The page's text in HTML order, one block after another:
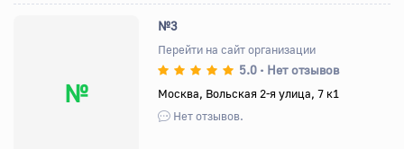
№
№3
Перейти на сайт организации
5.0 • Нет отзывов
Москва, Вольская 2-я улица, 7 к1
Нет отзывов.